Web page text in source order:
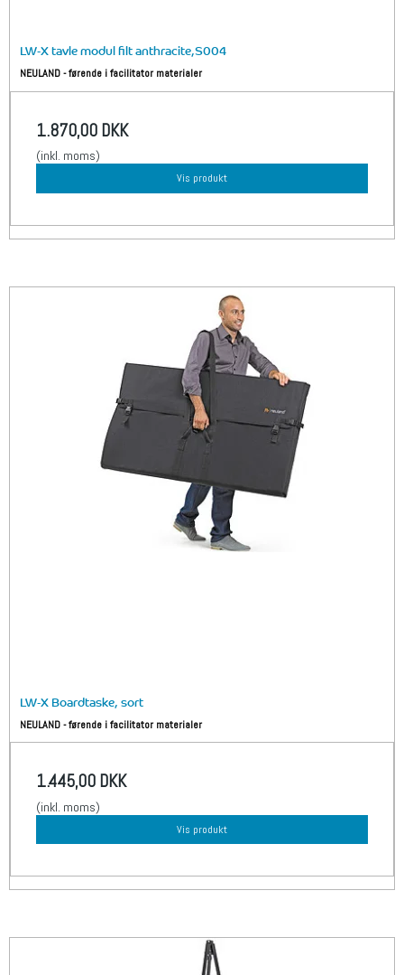
LW-X tavle modul filt anthracite,S004
NEULAND - førende i facilitator materialer
1.870,00 DKK
(inkl. moms)
Vis produkt
LW-X Boardtaske, sort
NEULAND - førende i facilitator materialer
1.445,00 DKK
(inkl. moms)
Vis produkt